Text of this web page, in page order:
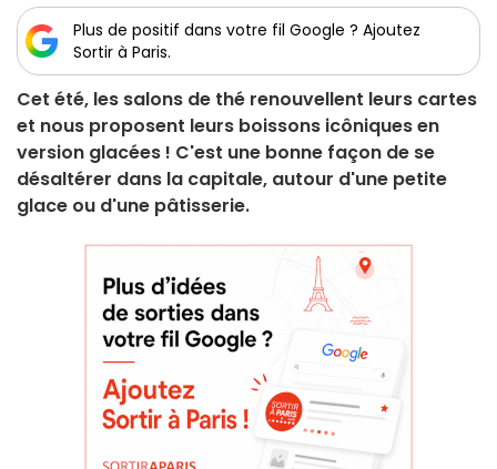
Plus de positif dans votre fil Google ? Ajoutez
Sortir à Paris.
Cet été, les salons de thé renouvellent leurs cartes
et nous proposent leurs boissons icôniques en
version glacées ! C'est une bonne façon de se
désaltérer dans la capitale, autour d'une petite
glace ou d'une pâtisserie.